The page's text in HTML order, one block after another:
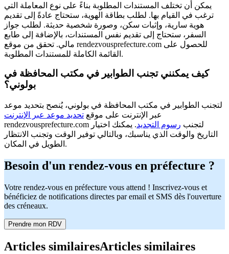
يمكن أن تختلف المستندات المطلوبة بناءً على نوع المعاملة التي
ترغب في القيام بها. لطلب بطاقة الهوية، ستحتاج عادةً إلى تقديم
هوية سارية، وإثبات سكن، وصورة شخصية حديثة. لطلب جواز
السفر، ستحتاج إلى تقديم نفس المستندات، بالإضافة إلى طابع
مالي. تحقق من موقع rendezvousprefecture.com للحصول على
القائمة الكاملة للمستندات المطلوبة.
كيف يمكنني تجنب الطوابير في مكتب المحافظة في
بولوني؟
لتجنب الطوابير في مكتب المحافظة في بولوني، يُنصح بتحديد موعد
عبر الإنترنت على موقع تحديد موعد عبر الإنترنت
rendezvousprefecture.com لتجنب رسوم التجديد. يمكنك اختيار
التاريخ والوقت الذي يناسبك، وبالتالي توفير الوقت وتجنب الانتظار
الطويل في المكان.
Besoin d'un rendez-vous en préfecture ?
Votre rendez-vous en préfecture vous attend ! Inscrivez-vous et
bénéficiez de notifications directes par email et SMS dès l'ouverture
des créneaux.
Prendre mon RDV
Articles similairesArticles similaires